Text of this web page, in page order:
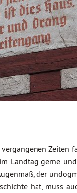
Zeiten
Landtag gerne
der
hat, muss